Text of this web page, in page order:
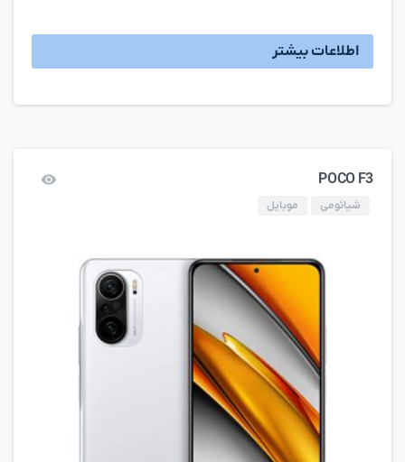
اطلاعات بیشتر
POCO F3
شیائومی موبایل